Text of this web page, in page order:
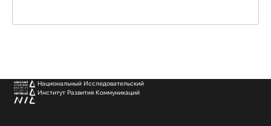
Национальный Исследовательский
Институт Развития Коммуникаций